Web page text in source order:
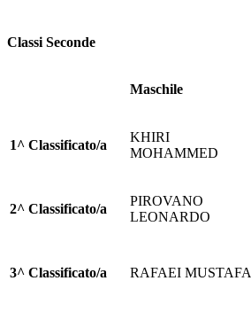
Classi Seconde
Maschile
1^ Classificato/a
KHIRI
MOHAMMED
2^ Classificato/a
PIROVANO
LEONARDO
3^ Classificato/a RAFAEI MUSTAFA